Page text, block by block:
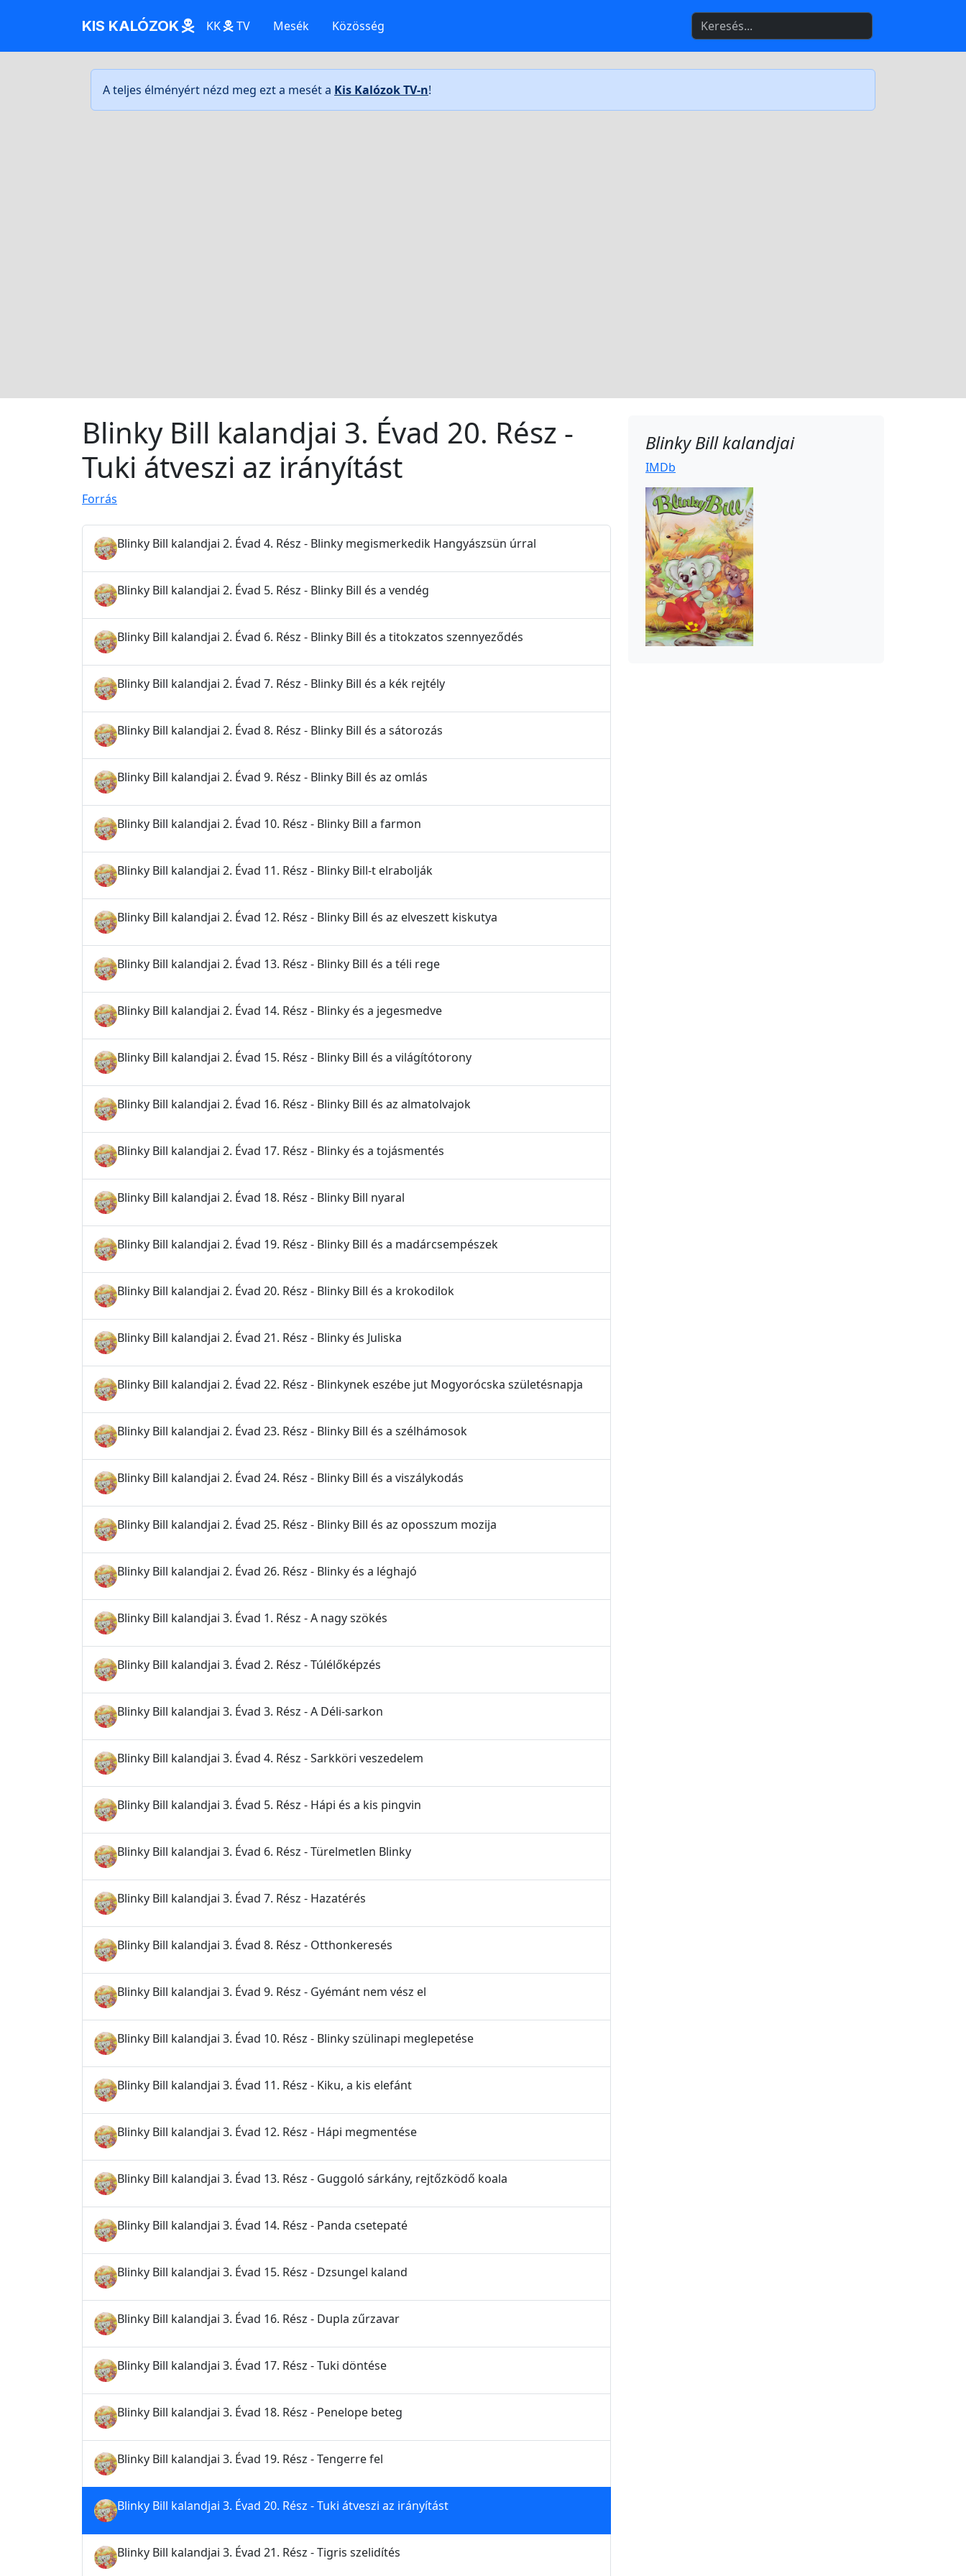
KIS KALÓZOK KK TV Mesék Közösség
A teljes élményért nézd meg ezt a mesét a Kis Kalózok TV-n!
Blinky Bill kalandjai 3. Évad 20. Rész -
Tuki átveszi az irányítást
Forrás
Blinky Bill kalandjai 2. Évad 4. Rész - Blinky megismerkedik Hangyászsün úrral
Blinky Bill kalandjai 2. Évad 5. Rész - Blinky Bill és a vendég
Blinky Bill kalandjai 2. Évad 6. Rész - Blinky Bill és a titokzatos szennyeződés
Blinky Bill kalandjai 2. Évad 7. Rész - Blinky Bill és a kék rejtély
Blinky Bill kalandjai 2. Évad 8. Rész - Blinky Bill és a sátorozás
Blinky Bill kalandjai 2. Évad 9. Rész - Blinky Bill és az omlás
Blinky Bill kalandjai 2. Évad 10. Rész - Blinky Bill a farmon
Blinky Bill kalandjai 2. Évad 11. Rész - Blinky Bill-t elrabolják
Blinky Bill kalandjai 2. Évad 12. Rész - Blinky Bill és az elveszett kiskutya
Blinky Bill kalandjai 2. Évad 13. Rész - Blinky Bill és a téli rege
Blinky Bill kalandjai 2. Évad 14. Rész - Blinky és a jegesmedve
Blinky Bill kalandjai 2. Évad 15. Rész - Blinky Bill és a világítótorony
Blinky Bill kalandjai 2. Évad 16. Rész - Blinky Bill és az almatolvajok
Blinky Bill kalandjai 2. Évad 17. Rész - Blinky és a tojásmentés
Blinky Bill kalandjai 2. Évad 18. Rész - Blinky Bill nyaral
Blinky Bill kalandjai 2. Évad 19. Rész - Blinky Bill és a madárcsempészek
Blinky Bill kalandjai 2. Évad 20. Rész - Blinky Bill és a krokodilok
Blinky Bill kalandjai 2. Évad 21. Rész - Blinky és Juliska
Blinky Bill kalandjai 2. Évad 22. Rész - Blinkynek eszébe jut Mogyorócska születésnapja
Blinky Bill kalandjai 2. Évad 23. Rész - Blinky Bill és a szélhámosok
Blinky Bill kalandjai 2. Évad 24. Rész - Blinky Bill és a viszálykodás
Blinky Bill kalandjai 2. Évad 25. Rész - Blinky Bill és az oposszum mozija
Blinky Bill kalandjai 2. Évad 26. Rész - Blinky és a léghajó
Blinky Bill kalandjai 3. Évad 1. Rész - A nagy szökés
Blinky Bill kalandjai 3. Évad 2. Rész - Túlélőképzés
Blinky Bill kalandjai 3. Évad 3. Rész - A Déli-sarkon
Blinky Bill kalandjai 3. Évad 4. Rész - Sarkköri veszedelem
Blinky Bill kalandjai 3. Évad 5. Rész - Hápi és a kis pingvin
Blinky Bill kalandjai 3. Évad 6. Rész - Türelmetlen Blinky
Blinky Bill kalandjai 3. Évad 7. Rész - Hazatérés
Blinky Bill kalandjai 3. Évad 8. Rész - Otthonkeresés
Blinky Bill kalandjai 3. Évad 9. Rész - Gyémánt nem vész el
Blinky Bill kalandjai 3. Évad 10. Rész - Blinky szülinapi meglepetése
Blinky Bill kalandjai 3. Évad 11. Rész - Kiku, a kis elefánt
Blinky Bill kalandjai 3. Évad 12. Rész - Hápi megmentése
Blinky Bill kalandjai 3. Évad 13. Rész - Guggoló sárkány, rejtőzködő koala
Blinky Bill kalandjai 3. Évad 14. Rész - Panda csetepaté
Blinky Bill kalandjai 3. Évad 15. Rész - Dzsungel kaland
Blinky Bill kalandjai 3. Évad 16. Rész - Dupla zűrzavar
Blinky Bill kalandjai 3. Évad 17. Rész - Tuki döntése
Blinky Bill kalandjai 3. Évad 18. Rész - Penelope beteg
Blinky Bill kalandjai 3. Évad 19. Rész - Tengerre fel
Blinky Bill kalandjai 3. Évad 20. Rész - Tuki átveszi az irányítást
Blinky Bill kalandjai 3. Évad 21. Rész - Tigris szelidítés
Blinky Bill kalandjai
IMDb